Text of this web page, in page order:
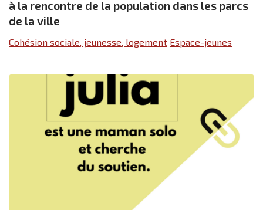
à la rencontre de la population dans les parcs
de la ville
Cohésion sociale, jeunesse, logement Espace-jeunes